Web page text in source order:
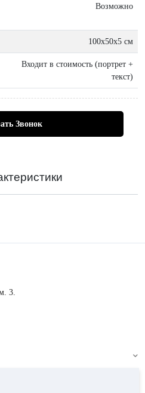
Возможно
100х50х5 см
Входит в стоимость (портрет +
текст)
Звонок
3.